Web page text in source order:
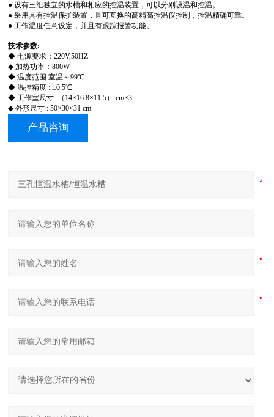
● 设有三组独立的水槽和相应的控温装置，可以分别设温和控温。
● 采用具有控温保护装置，且可互换的高精高控温仪控制，控温精确可靠。
● 工作温度任意设定，并且有跟踪报警功能。
技术参数:
◆电源要求：220V,50HZ
◆ 加热功率：800W
◆温度范围:室温～99℃
◆温控精度 : ±0.5℃
◆ 工作室尺寸: （14×16.8×11.5） cm×3
◆ 外形尺寸 : 50×30×31 cm
产品咨询